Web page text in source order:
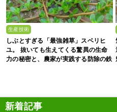
生産技術
しぶとすぎる「最強雑草」スベリヒ
ユ。 抜いても生えてくる驚異の生命
力の秘密と、農家が実践する防除の鉄
新着記事